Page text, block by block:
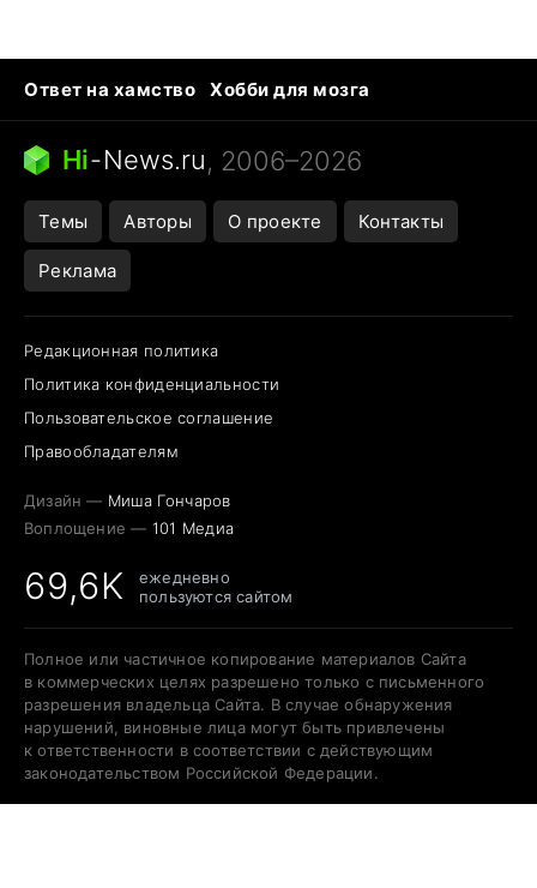
Ответ на хамство
Хобби для мозга
Бензин 100 vs 95
Тунцы в океанариуме
Следующая пандемия
Hi-News.ru, 2006–2026
Темы Авторы О проекте Контакты
Реклама
Редакционная политика
Политика конфиденциальности
Пользовательское соглашение
Правообладателям
Дизайн — Миша Гончаров
Воплощение — 101 Медиа
69,6K
ежедневно
пользуются сайтом
Полное или частичное копирование материалов Сайта
в коммерческих целях разрешено только с письменного
разрешения владельца Сайта. В случае обнаружения
нарушений, виновные лица могут быть привлечены
к ответственности в соответствии с действующим
законодательством Российской Федерации.